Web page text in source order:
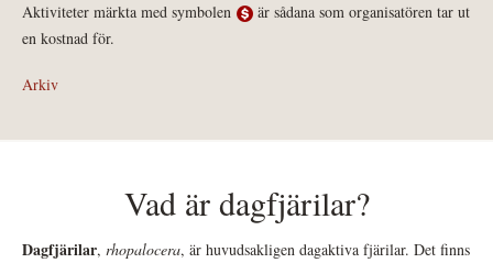
Aktiviteter märkta med symbolen
är sådana som organisatören tar ut
en kostnad för.
Arkiv
Vad är dagfjärilar?
Dagfjärilar, rhopalocera, är huvudsakligen dagaktiva fjärilar. Det finns